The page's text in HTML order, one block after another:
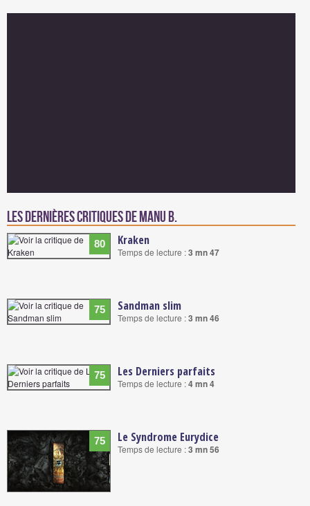
Les dernières critiques de Manu B.
80 Kraken
Temps de lecture :3 mn 47
75 Sandman slim
Temps de lecture :3 mn 46
75 Les Derniers parfaits
Temps de lecture :4 mn 4
75 Le Syndrome Eurydice
Temps de lecture :3 mn 56